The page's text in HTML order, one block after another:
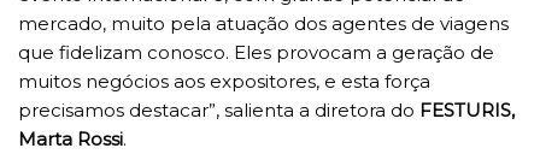
mercado, muito pela atuação dos agentes de viagens
que fidelizam conosco. Eles provocam a geração de
muitos negócios aos expositores, e esta força
precisamos destacar”, salienta a diretora do FESTURIS,
Marta Rossi.